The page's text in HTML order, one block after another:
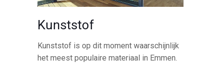
Kunststof
Kunststof is op dit moment waarschijnlijk
het meest populaire materiaal in Emmen.